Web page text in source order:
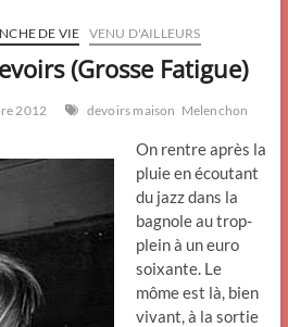
DE VIE VENU D'AILLEURS
(Grosse Fatigue)
2012 devoirs maison Melenchon
On rentre après la
pluie en écoutant
du jazz dans la
bagnole au trop-
plein à un euro
soixante. Le
môme est là, bien
vivant, à la sortie